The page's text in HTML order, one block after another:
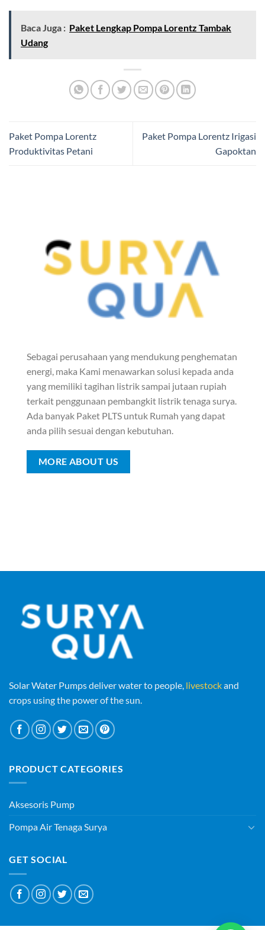
Baca Juga : Paket Lengkap Pompa Lorentz Tambak
Udang
Paket Pompa Lorentz
Produktivitas Petani
Paket Pompa Lorentz Irigasi
Gapoktan
Sebagai perusahaan yang mendukung penghematan
energi, maka Kami menawarkan solusi kepada anda
yang memiliki tagihan listrik sampai jutaan rupiah
terkait penggunaan pembangkit listrik tenaga surya.
Ada banyak Paket PLTS untuk Rumah yang dapat
anda pilih sesuai dengan kebutuhan.
MORE ABOUT US
Solar Water Pumps deliver water to people, livestockand
crops using the power of the sun.
PRODUCT CATEGORIES
Aksesoris Pump
Pompa Air Tenaga Surya
GET SOCIAL